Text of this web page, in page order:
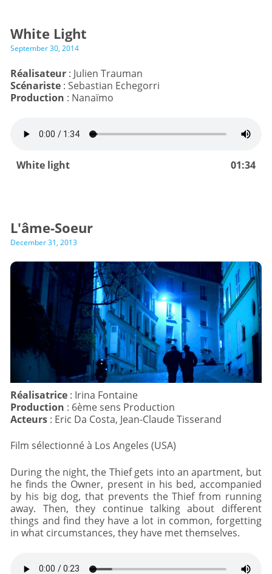
White Light
September 30, 2014
Réalisateur
Scénariste
Production : Nanaïmo
White light 01:34
L'âme-Soeur
December 31, 2013
Réalisatrice
Production
Acteurs : Eric Da Costa, Jean-Claude Tisserand
Film sélectionné à Los Angeles (USA)
During the night, the Thief gets into an apartment, but
he finds the Owner, present in his bed, accompanied
by his big dog, that prevents the Thief from running
away. Then, they continue talking about different
things and find they have a lot in common, forgetting
in what circumstances, they have met themselves.